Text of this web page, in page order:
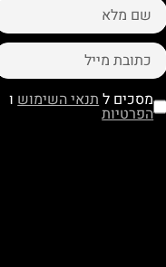
מסכים לתנאי השימושו
הפרטיות